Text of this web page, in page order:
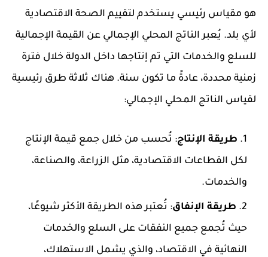
هو مقياس رئيسي يستخدم لتقييم الصحة الاقتصادية
لأي بلد. يُعبر الناتج المحلي الإجمالي عن القيمة الإجمالية
للسلع والخدمات التي تم إنتاجها داخل الدولة خلال فترة
زمنية محددة، عادةً ما تكون سنة. هناك ثلاثة طرق رئيسية
لقياس الناتج المحلي الإجمالي:
طريقة الإنتاج: تُحسب من خلال جمع قيمة الإنتاج
لكل القطاعات الاقتصادية، مثل الزراعة، والصناعة،
والخدمات.
طريقة الإنفاق: تُعتبر هذه الطريقة الأكثر شيوعًا،
حيث تُجمع جميع النفقات على السلع والخدمات
النهائية في الاقتصاد، والذي يشمل الاستهلاك،